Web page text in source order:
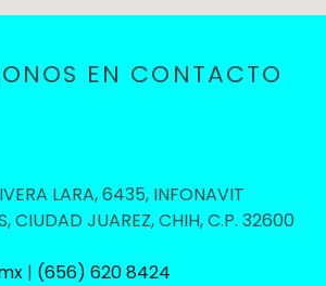
EN CONTACTO
LARA, 6435, INFONAVIT
CIUDAD JUAREZ, CHIH, C.P. 32600
| (656) 620 8424